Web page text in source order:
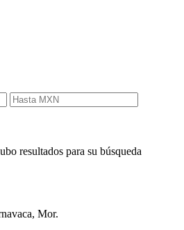
resultados para su búsqueda
Mor.